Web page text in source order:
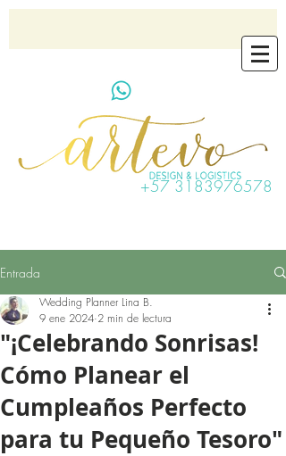
artevo.contact@gmail.com
+57 3183976578
Entrada
"¡Celebrando Sonrisas!
Cómo Planear el
Cumpleaños Perfecto
para tu Pequeño Tesoro"
Wedding Planner Lina B.
9 ene 2024 2 min de lectura